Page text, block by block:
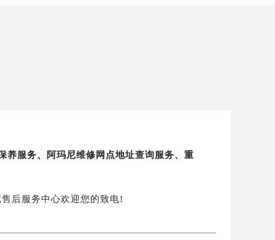
服务、阿玛尼维修网点地址查询服务、重
后服务中心欢迎您的致电!